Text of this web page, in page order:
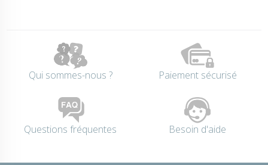
Qui sommes-nous ? Paiement sécurisé
Questions fréquentes Besoin d'aide